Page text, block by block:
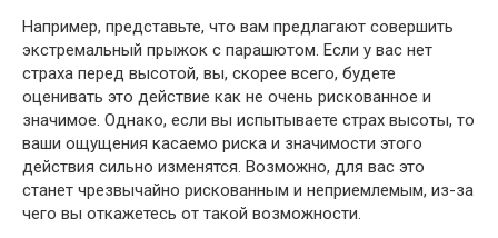
Например, представьте, что вам предлагают совершить
экстремальный прыжок с парашютом. Если у вас нет
страха перед высотой, вы, скорее всего, будете
оценивать это действие как не очень рискованное и
значимое. Однако, если вы испытываете страх высоты, то
ваши ощущения касаемо риска и значимости этого
действия сильно изменятся. Возможно, для вас это
станет чрезвычайно рискованным и неприемлемым, из-за
чего вы откажетесь от такой возможности.